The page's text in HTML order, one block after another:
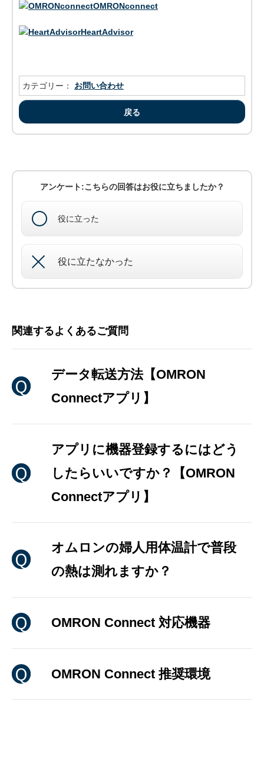
OMRONconnect
HeartAdvisor
カテゴリー： お問い合わせ
戻る
アンケート:こちらの回答はお役に立ちましたか？
役に立った
役に立たなかった
関連するよくあるご質問
データ転送方法【OMRON
Connectアプリ】
アプリに機器登録するにはどう
したらいいですか？【OMRON
Connectアプリ】
オムロンの婦人用体温計で普段
の熱は測れますか？
OMRON Connect 対応機器
OMRON Connect 推奨環境